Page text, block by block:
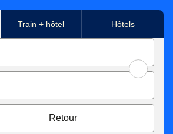
Train + hôtel Hôtels
Retour